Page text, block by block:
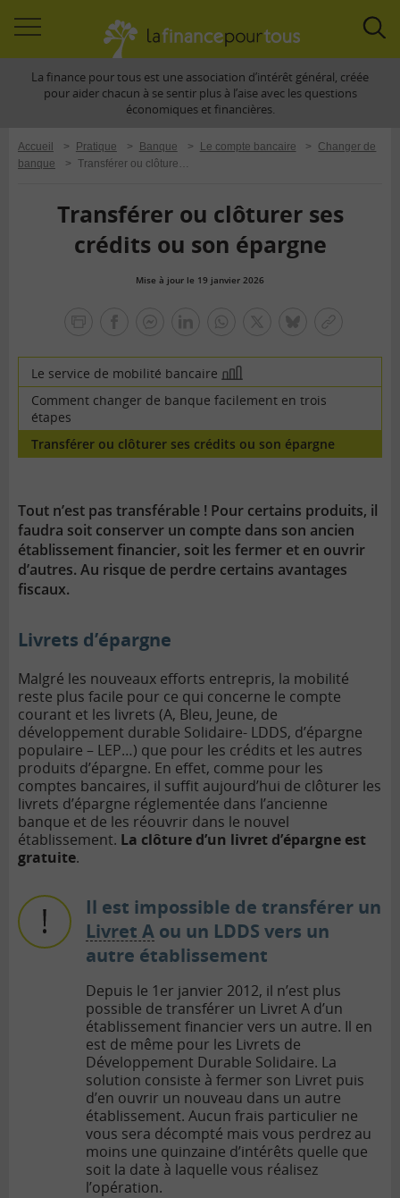
àLa finance pour tous est une association d’intérêt général, créée
pour aider chacun à se sentir plus à l’aise avec les questions
économiques et financières.
Accueil > Pratique > Banque > Le compte bancaire >
Changer de
banque
> Transférer ou clôturer ses crédits ou son épargne
Transférer ou clôturer ses
crédits ou son épargne
Mise à jour le 19 janvier 2026
tous
Le service de mobilité bancaire En
image
Comment changer de banque facilement en trois
étapes
Transférer ou clôturer ses crédits ou son épargne
Tout n’est pas transférable ! Pour certains produits, il
faudra soit conserver un compte dans son ancien
établissement financier, soit les fermer et en ouvrir
d’autres. Au risque de perdre certains avantages
fiscaux.
Livrets d’épargne
Malgré les nouveaux efforts entrepris, la mobilité
reste plus facile pour ce qui concerne le compte
courant et les livrets (A, Bleu, Jeune, de
développement durable Solidaire- LDDS, d’épargne
populaire – LEP…) que pour les crédits et les autres
produits d’épargne. En effet, comme pour les
comptes bancaires, il suffit aujourd’hui de clôturer les
livrets d’épargne réglementée dans l’ancienne
banque et de les réouvrir dans le nouvel
établissement. La clôture d’un livret d’épargne est
gratuite.
Il est impossible de transférer un
Livret A ou un LDDS vers un
autre établissement
Depuis le 1er janvier 2012, il n’est plus
possible de transférer un Livret A d’un
établissement financier vers un autre. Il en
est de même pour les Livrets de
Développement Durable Solidaire. La
solution consiste à fermer son Livret puis
d’en ouvrir un nouveau dans un autre
établissement. Aucun frais particulier ne
vous sera décompté mais vous perdrez au
moins une quinzaine d’intérêts quelle que
soit la date à laquelle vous réalisez
l’opération.